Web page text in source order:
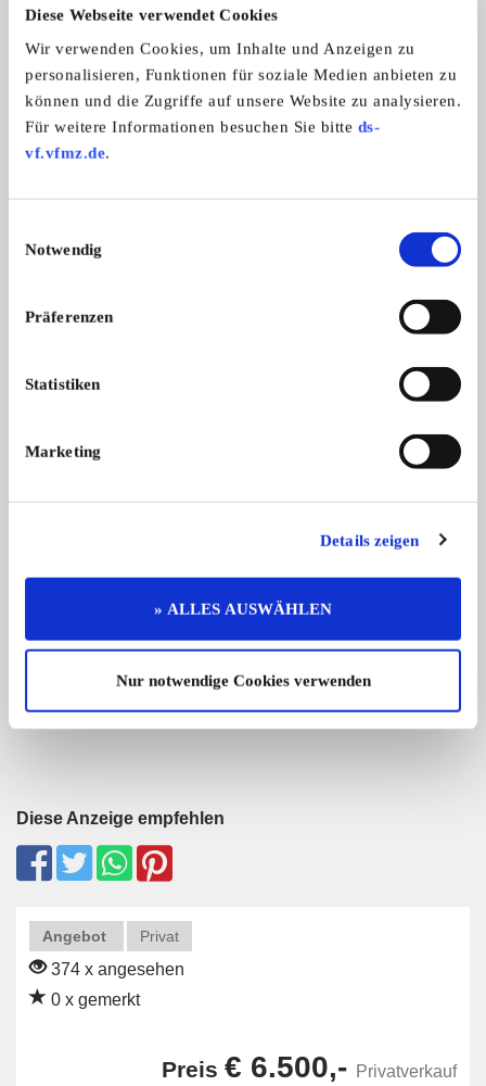
Diese Webseite verwendet Cookies
Wir verwenden Cookies, um Inhalte und Anzeigen zu
personalisieren, Funktionen für soziale Medien anbieten zu
können und die Zugriffe auf unsere Website zu analysieren.
Für weitere Informationen besuchen Sie bitte ds-
vf.vfmz.de.
Notwendig
Präferenzen
Statistiken
Marketing
Details zeigen
» ALLES AUSWÄHLEN
Nur notwendige Cookies verwenden
Ducati 250 M III, Bj. 69 EZ 70, 13 k ...
Letzte Rennsaison
Das könnte Sie auch interessieren
2.600,- €
06.1 ...
Diese Anzeige empfehlen
Angebot Privat
374 x angesehen
0 x gemerkt
Preis € 6.500,- Privatverkauf